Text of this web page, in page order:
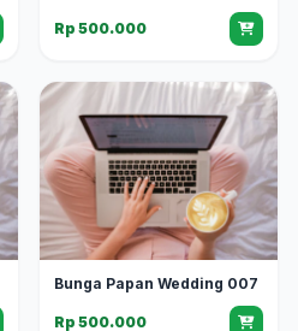
Rp 500.000
Bunga Papan Wedding 007
Rp 500.000